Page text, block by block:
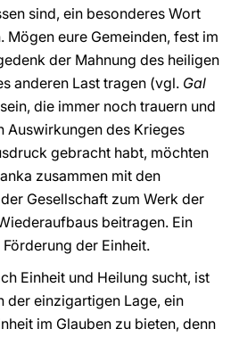
sind, ein besonderes Wort
Mögen eure Gemeinden, fest im
der Mahnung des heiligen
anderen Last tragen (vgl. Gal
die immer noch trauern und
Auswirkungen des Krieges
gebracht habt, möchten
zusammen mit den
Gesellschaft zum Werk der
beitragen. Ein
der Einheit.
Einheit und Heilung sucht, ist
der einzigartigen Lage, ein
im Glauben zu bieten, denn